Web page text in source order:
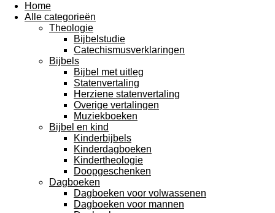
Home
Alle categorieën
Theologie
Bijbelstudie
Catechismusverklaringen
Bijbels
Bijbel met uitleg
Statenvertaling
Herziene statenvertaling
Overige vertalingen
Muziekboeken
Bijbel en kind
Kinderbijbels
Kinderdagboeken
Kindertheologie
Doopgeschenken
Dagboeken
Dagboeken voor volwassenen
Dagboeken voor mannen